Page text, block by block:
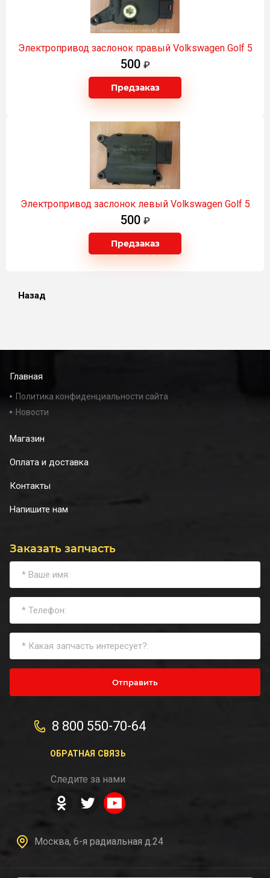
Электропривод заслонок правый Volkswagen Golf 5
500
Предзаказ
Электропривод заслонок левый Volkswagen Golf 5
500
Предзаказ
Назад
Заказать запчасть
Отправить
Главная
Политика конфиденциальности сайта
Новости
Магазин
Оплата и доставка
Контакты
Напишите нам
8 800 550-70-64
ОБРАТНАЯ СВЯЗЬ
Следите за нами
Москва, 6-я радиальная д.24